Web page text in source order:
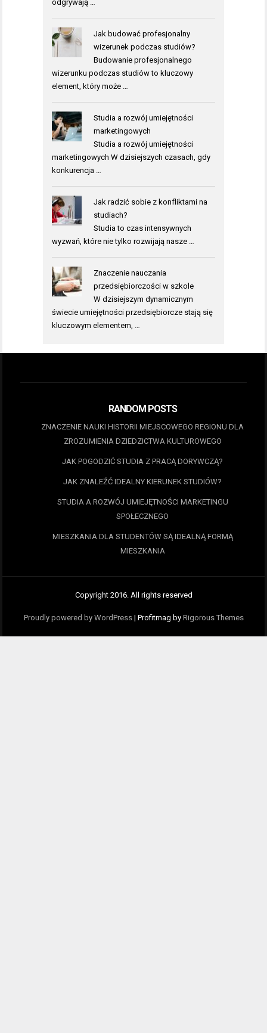
odgrywają …
Jak budować profesjonalny
wizerunek podczas studiów?
Budowanie profesjonalnego
wizerunku podczas studiów to kluczowy
element, który może …
Studia a rozwój umiejętności
marketingowych
Studia a rozwój umiejętności
marketingowych W dzisiejszych czasach, gdy
konkurencja …
Jak radzić sobie z konfliktami na
studiach?
Studia to czas intensywnych
wyzwań, które nie tylko rozwijają nasze …
Znaczenie nauczania
przedsiębiorczości w szkole
W dzisiejszym dynamicznym
świecie umiejętności przedsiębiorcze stają się
kluczowym elementem, …
RANDOM POSTS
ZNACZENIE NAUKI HISTORII MIEJSCOWEGO REGIONU DLA
ZROZUMIENIA DZIEDZICTWA KULTUROWEGO
JAK POGODZIĆ STUDIA Z PRACĄ DORYWCZĄ?
JAK ZNALEŹĆ IDEALNY KIERUNEK STUDIÓW?
STUDIA A ROZWÓJ UMIEJĘTNOŚCI MARKETINGU
SPOŁECZNEGO
MIESZKANIA DLA STUDENTÓW SĄ IDEALNĄ FORMĄ
MIESZKANIA
Copyright 2016. All rights reserved
Proudly powered by WordPress | Profitmag by Rigorous Themes